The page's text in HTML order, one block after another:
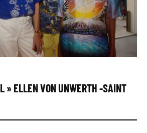
» ELLEN VON UNWERTH -SAINT